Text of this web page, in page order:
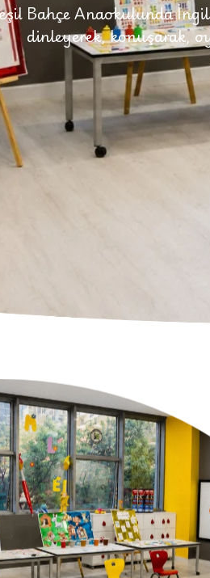
Bahçe Anaokulunda
dinleyerek, konuşarak,